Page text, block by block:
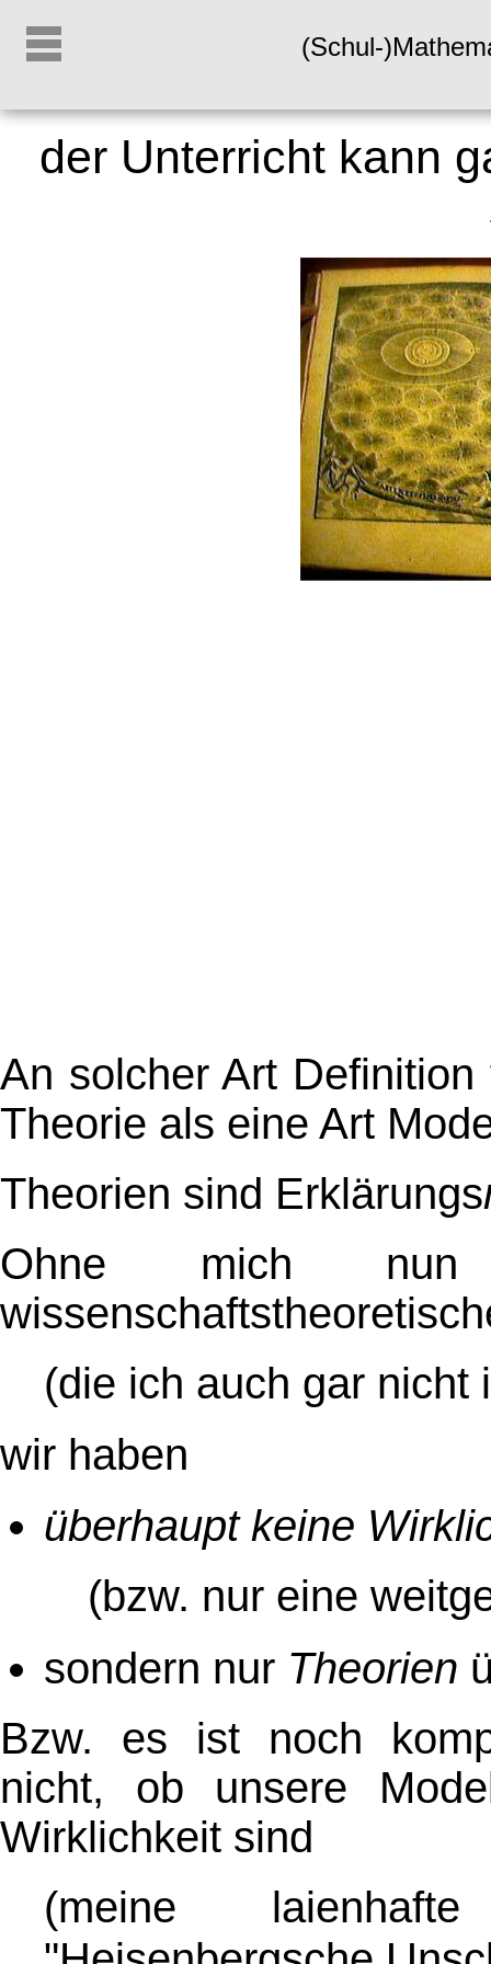
(Schul-